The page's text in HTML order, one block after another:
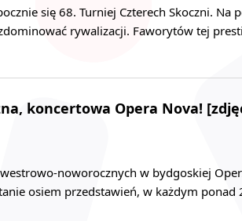
się 68. Turniej Czterech Skoczni. Na
rywalizacji. Faworytów tej
koncertowa Opera Nova!
noworocznych w bydgoskiej
osiem przedstawień, w każdym ponad